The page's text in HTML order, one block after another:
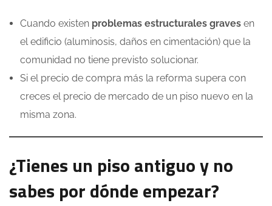
Cuando existen problemas estructurales graves en
el edificio (aluminosis, daños en cimentación) que la
comunidad no tiene previsto solucionar.
Si el precio de compra más la reforma supera con
creces el precio de mercado de un piso nuevo en la
misma zona.
¿Tienes un piso antiguo y no
sabes por dónde empezar?